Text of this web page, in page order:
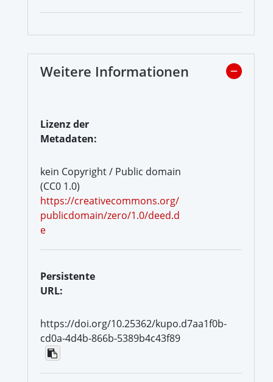
Weitere Informationen
Lizenz der
Metadaten:
kein Copyright / Public domain
(CC0 1.0)
https://creativecommons.org/
publicdomain/zero/1.0/deed.d
e
Persistente
URL:
https://doi.org/10.25362/kupo.d7aa1f0b-
cd0a-4d4b-866b-5389b4c43f89